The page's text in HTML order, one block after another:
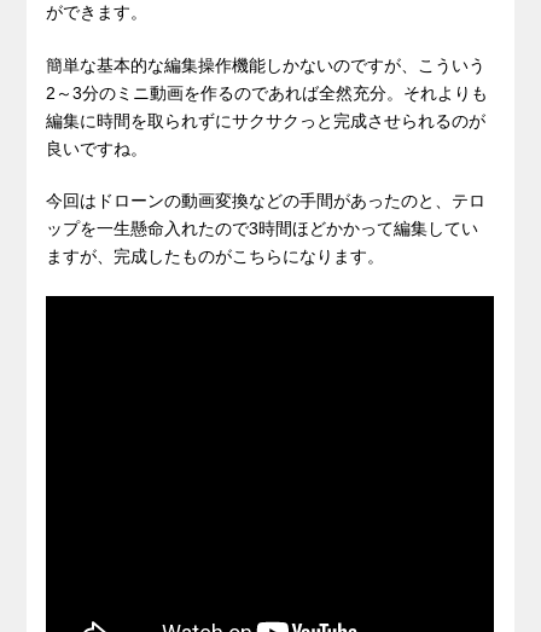
ができます。
簡単な基本的な編集操作機能しかないのですが、こういう
2～3分のミニ動画を作るのであれば全然充分。それよりも
編集に時間を取られずにサクサクっと完成させられるのが
良いですね。
今回はドローンの動画変換などの手間があったのと、テロ
ップを一生懸命入れたので3時間ほどかかって編集してい
ますが、完成したものがこちらになります。